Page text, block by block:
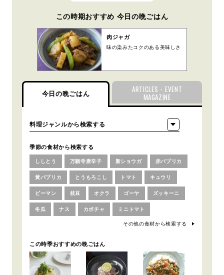
この時期おすすめ 今日の晩ごはん
肉ジャガ
味の染みたコクのある美味しさ
今日の晩ごはん
ARTICLES・EVENT
MAGAZINE
季節の食材から検索する
ししとう 万願寺唐辛子 新ショウガ 赤パプリカ
黄パプリカ とうもろこし トマト キュウリ
ピーマン 枝豆 オクラ ゴーヤ ズッキーニ
冬瓜 ナス カボチャ ミニトマト
その他の食材から検索する
この時季おすすめの晩ごはん